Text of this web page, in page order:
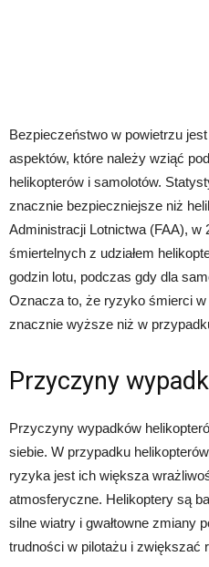
Bezpieczeństwo w powietrzu
aspektów, które należy wziąć
helikopterów i samolotów.
znacznie bezpieczniejsze niż
Administracji Lotnictwa (FAA),
śmiertelnych z udziałem
godzin lotu, podczas gdy dla
Oznacza to, że ryzyko śmierci
znacznie wyższe niż w
Przyczyny
Przyczyny wypadków
siebie. W przypadku
ryzyka jest ich większa
atmosferyczne. Helikoptery są
silne wiatry i gwałtowne zmiany
trudności w pilotażu i zwiększać